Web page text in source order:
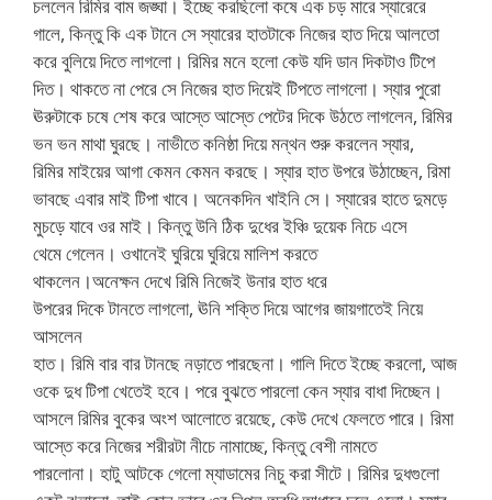
চললেন রিমির বাম জঙ্ঘা। ইচ্ছে করছিলো কষে এক চড় মারে স্যারেরে
গালে, কিন্তু কি এক টানে সে স্যারের হাতটাকে নিজের হাত দিয়ে আলতো
করে বুলিয়ে দিতে লাগলো। রিমির মনে হলো কেউ যদি ডান দিকটাও টিপে
দিত। থাকতে না পেরে সে নিজের হাত দিয়েই টিপতে লাগলো। স্যার পুরো
ঊরুটাকে চষে শেষ করে আস্তে আস্তে পেটের দিকে উঠতে লাগলেন, রিমির
ভন ভন মাথা ঘুরছে। নাভীতে কনিষ্ঠা দিয়ে মন্থন শুরু করলেন স্যার,
রিমির মাইয়ের আগা কেমন কেমন করছে। স্যার হাত উপরে উঠাচ্ছেন, রিমা
ভাবছে এবার মাই টিপা খাবে। অনেকদিন খাইনি সে। স্যারের হাতে দুমড়ে
মুচড়ে যাবে ওর মাই। কিন্তু উনি ঠিক দুধের ইঞ্চি দুয়েক নিচে এসে
থেমে গেলেন। ওখানেই ঘুরিয়ে ঘুরিয়ে মালিশ করতে
থাকলেন।অনেক্ষন দেখে রিমি নিজেই উনার হাত ধরে
উপরের দিকে টানতে লাগলো, ঊনি শক্তি দিয়ে আগের জায়গাতেই নিয়ে
আসলেন
হাত। রিমি বার বার টানছে নড়াতে পারছেনা। গালি দিতে ইচ্ছে করলো, আজ
ওকে দুধ টিপা খেতেই হবে। পরে বুঝতে পারলো কেন স্যার বাধা দিচ্ছেন।
আসলে রিমির বুকের অংশ আলোতে রয়েছে, কেউ দেখে ফেলতে পারে। রিমা
আস্তে করে নিজের শরীরটা নীচে নামাচ্ছে, কিন্তু বেশী নামতে
পারলোনা। হাটু আটকে গেলো ম্যাডামের নিচু করা সীটে। রিমির দুধগুলো